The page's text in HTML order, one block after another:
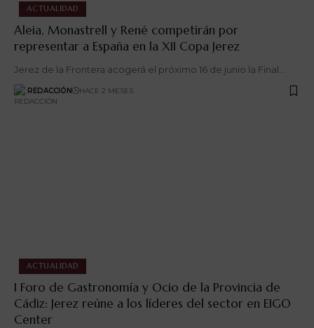
ACTUALIDAD
Aleia, Monastrell y René competirán por
representar a España en la XII Copa Jerez
Jerez de la Frontera acogerá el próximo 16 de junio la Final…
REDACCIÓN HACE 2 MESES
ACTUALIDAD
I Foro de Gastronomía y Ocio de la Provincia de
Cádiz: Jerez reúne a los líderes del sector en EIGO
Center